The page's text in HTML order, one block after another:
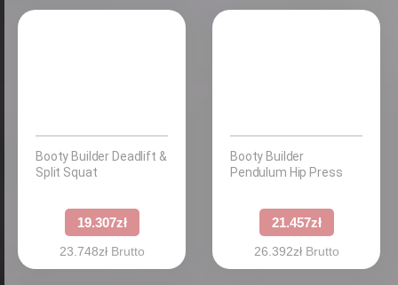
Booty Builder Deadlift &
Split Squat
19.307zł
23.748zł Brutto
Booty Builder
Pendulum Hip Press
21.457zł
26.392zł Brutto